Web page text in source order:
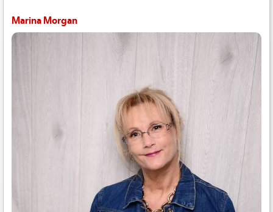
Marina Morgan